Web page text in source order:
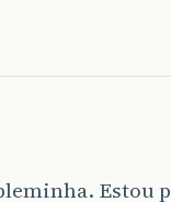
Estou